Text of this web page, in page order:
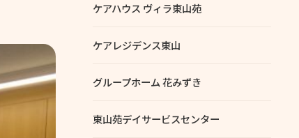
ケアハウス ヴィラ東山苑
ケアレジデンス東山
グループホーム 花みずき
東山苑デイサービスセンター